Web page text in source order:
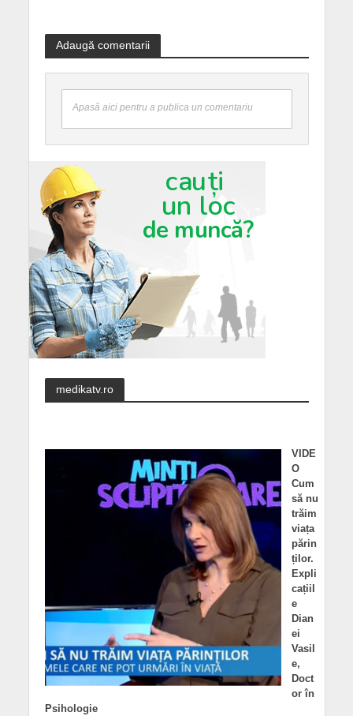
Adaugă comentarii
Apasă aici pentru a publica un comentariu
medikatv.ro
VIDE
O
Cum
să nu
trăim
viața
părin
ților.
Expli
cațiil
e
Dian
ei
Vasil
e,
Doct
or în
Psihologie